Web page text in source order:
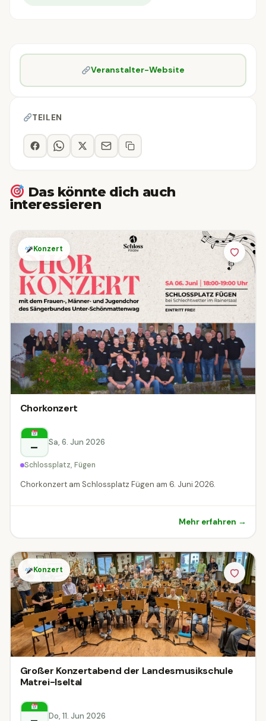
Veranstalter-Website
TEILEN
Das könnte dich auch
interessieren
Konzert
Chorkonzert
– Sa, 6. Jun 2026
Schlossplatz, Fügen
Chorkonzert am Schlossplatz Fügen am 6. Juni 2026.
Mehr erfahren →
Konzert
Großer Konzertabend der Landesmusikschule
Matrei-Iseltal
Do, 11. Jun 2026